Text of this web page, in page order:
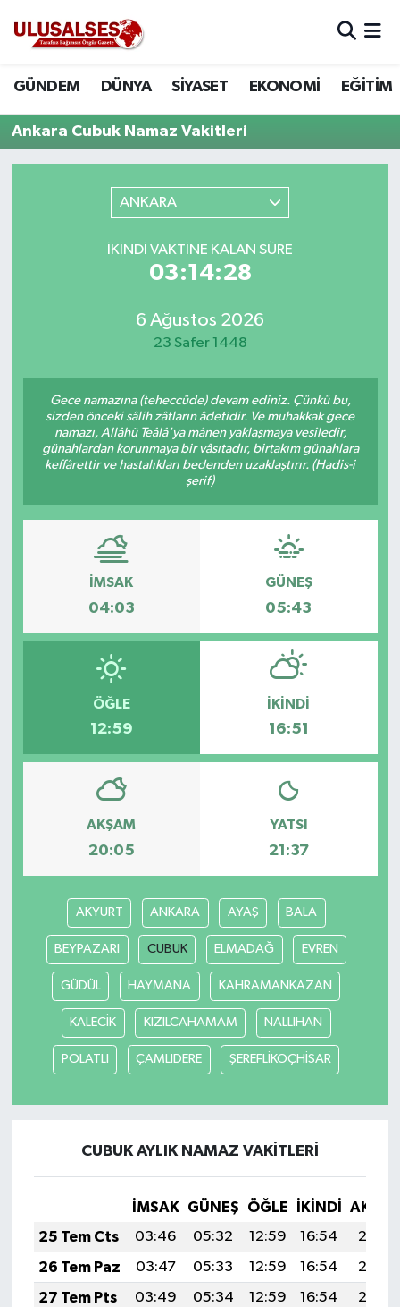
GÜNDEM DÜNYA SİYASET EKONOMİ EĞİTİM
Ankara Cubuk Namaz Vakitleri
ANKARA
İKINDI VAKTINE KALAN SÜRE
03:14:28
6 Ağustos 2026
23 Safer 1448
Gece namazına (teheccüde) devam ediniz. Çünkü bu,
sizden önceki sâlih zâtların âdetidir. Ve muhakkak gece
namazı, Allâhü Teâlâ'ya mânen yaklaşmaya vesîledir,
günahlardan korunmaya bir vâsıtadır, birtakım günahlara
keffârettir ve hastalıkları bedenden uzaklaştırır. (Hadis-i
şerif)
İMSAK
04:03
GÜNEŞ
05:43
ÖĞLE
12:59
İKINDI
16:51
AKŞAM
20:05
YATSI
21:37
AKYURT ANKARA AYAŞ BALA
BEYPAZARI CUBUK ELMADAĞ EVREN
GÜDÜL HAYMANA KAHRAMANKAZAN
KALECİK KIZILCAHAMAM NALLIHAN
POLATLI ÇAMLIDERE ŞEREFLİKOÇHİSAR
CUBUK AYLIK NAMAZ VAKITLERI
İMSAK GÜNEŞ ÖĞLE İKINDI
25 Tem Cts
03:46 05:32 12:59 16:54
20:17
26 Tem Paz
03:47 05:33 12:59 16:54
20:16
27 Tem Pts
03:49 05:34 12:59 16:54
20:15
DÜNYA
EKONOMİ
Trafik Durumu
Tüm Manşetler
Son Dakika Haberleri